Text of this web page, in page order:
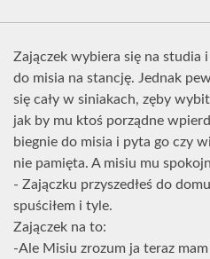
Zajączek wybiera się na studia
do misia na stancję. Jednak
się cały w siniakach, zęby
jak by mu ktoś porządne
biegnie do misia i pyta go czy
nie pamięta. A misiu mu
- Zajączku przyszedłeś do
spuściłem i tyle.
Zajączek na to:
-Ale Misiu zrozum ja teraz